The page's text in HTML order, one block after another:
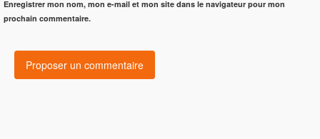
Enregistrer mon nom, mon e-mail et mon site dans le navigateur pour mon
prochain commentaire.